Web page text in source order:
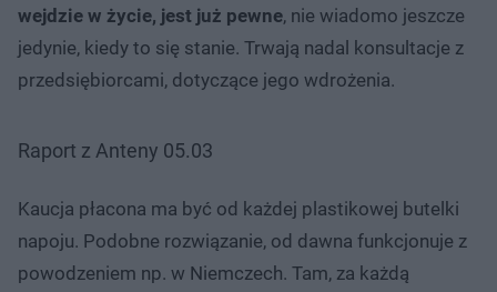
wejdzie w życie, jest już pewne, nie wiadomo jeszcze
jedynie, kiedy to się stanie. Trwają nadal konsultacje z
przedsiębiorcami, dotyczące jego wdrożenia.
Raport z Anteny 05.03
Kaucja płacona ma być od każdej plastikowej butelki
napoju. Podobne rozwiązanie, od dawna funkcjonuje z
powodzeniem np. w Niemczech. Tam, za każdą